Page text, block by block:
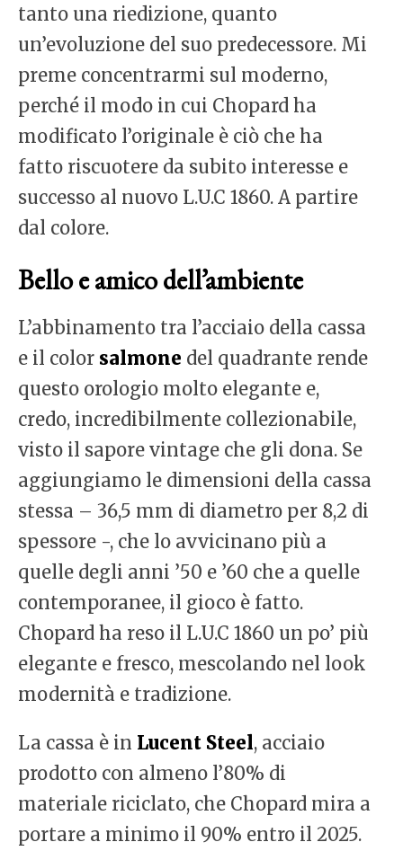
tanto una riedizione, quanto
un’evoluzione del suo predecessore. Mi
preme concentrarmi sul moderno,
perché il modo in cui Chopard ha
modificato l’originale è ciò che ha
fatto riscuotere da subito interesse e
successo al nuovo L.U.C 1860. A partire
dal colore.
Bello e amico dell’ambiente
L’abbinamento tra l’acciaio della cassa
e il color salmone del quadrante rende
questo orologio molto elegante e,
credo, incredibilmente collezionabile,
visto il sapore vintage che gli dona. Se
aggiungiamo le dimensioni della cassa
stessa – 36,5 mm di diametro per 8,2 di
spessore -, che lo avvicinano più a
quelle degli anni ’50 e ’60 che a quelle
contemporanee, il gioco è fatto.
Chopard ha reso il L.U.C 1860 un po’ più
elegante e fresco, mescolando nel look
modernità e tradizione.
La cassa è in Lucent Steel, acciaio
prodotto con almeno l’80% di
materiale riciclato, che Chopard mira a
portare a minimo il 90% entro il 2025.